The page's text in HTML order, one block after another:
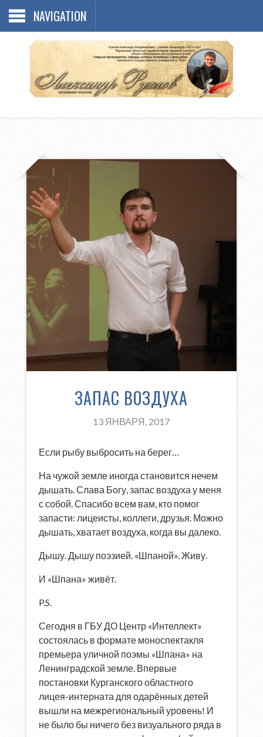
NAVIGATION
ЗАПАС ВОЗДУХА
13 ЯНВАРЯ, 2017
Если рыбу выбросить на берег…
На чужой земле иногда становится нечем
дышать. Слава Богу, запас воздуха у меня
с собой. Спасибо всем вам, кто помог
запасти: лицеисты, коллеги, друзья. Можно
дышать, хватает воздуха, когда вы далеко.
Дышу. Дышу поэзией. «Шпаной». Живу.
И «Шпана» живёт.
P.S.
Сегодня в ГБУ ДО Центр «Интеллект»
состоялась в формате моноспектакля
премьера уличной поэмы «Шпана» на
Ленинградской земле. Впервые
постановки Курганского областного
лицея-интерната для одарённых детей
вышли на межрегиональный уровень! И
не было бы ничего без визуального ряда в